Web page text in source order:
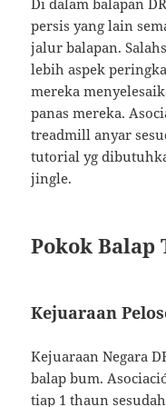
Di dalam balapan
persis yang lain
jalur balapan.
lebih aspek
mereka
panas mereka.
treadmill anyar
tutorial yg
jingle.
Pokok
Kejuaraan
Kejuaraan Negara
balap bum.
tiap 1 thaun